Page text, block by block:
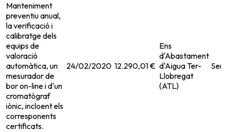
Manteniment
preventiu anual,
la verificació i
calibratge dels
equips de
valoració
automàtica, un
mesurador de
bor on-line i d'un
cromatògraf
iònic, incloent els
corresponents
certificats.
24/02/2020 12.290,01 €
Ens
d'Abastament
d'Aigua Ter-
Llobregat
(ATL)